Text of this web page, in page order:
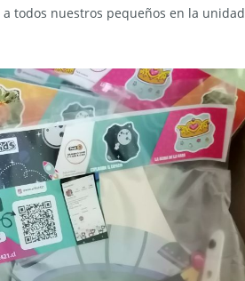
todos nuestros pequeños en la unidad